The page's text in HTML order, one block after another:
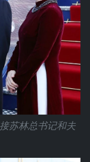
苏林总书记和夫